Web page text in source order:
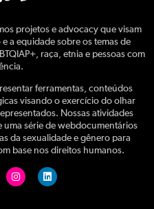
projetos e advocacy que visam
a equidade sobre os temas de
raça, etnia e pessoas com
ferramentas, conteúdos
visando o exercício do olhar
Nossas atividades
série de webdocumentários
da sexualidade e gênero para
base nos direitos humanos.